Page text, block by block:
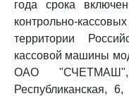
года срока
контрольно-
территории
кассовой машины
ОАО
Республиканская,